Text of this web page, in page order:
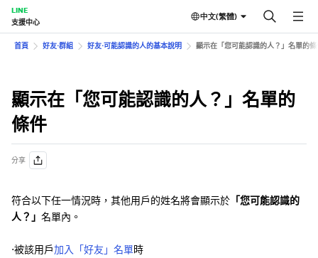
LINE
支援中心
中文(繁體)
首頁 好友⋅群組 好友⋅可能認識的人的基本說明 顯示在「您可能認識的人？」名單的
顯示在「您可能認識的人？」名單的
條件
分享
符合以下任一情況時，其他用戶的姓名將會顯示於 「您可能認識的
人？」 名單內。
⋅被該用戶加入「好友」名單時